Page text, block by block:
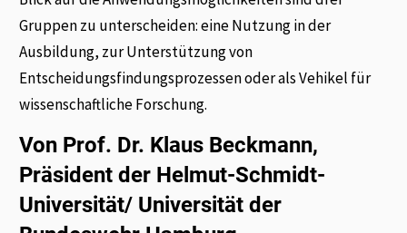
Gruppen zu unterscheiden: eine Nutzung in der
Ausbildung, zur Unterstützung von
Entscheidungsfindungsprozessen oder als Vehikel für
wissenschaftliche Forschung.
Von Prof. Dr. Klaus Beckmann,
Präsident der Helmut-Schmidt-
Universität/ Universität der